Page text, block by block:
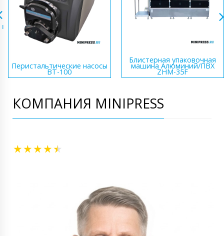
Перистальтические насосы
BT-100
Блистерная упаковочная
машина Алюминий/ПВХ
ZHM-35F
КОМПАНИЯ MINIPRESS